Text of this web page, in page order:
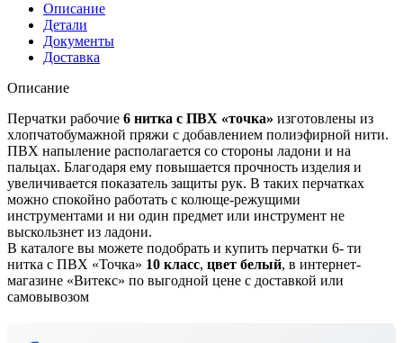
Описание
Детали
Документы
Доставка
Описание
Перчатки рабочие 6 нитка с ПВХ «точка» изготовлены из
хлопчатобумажной пряжи с добавлением полиэфирной нити.
ПВХ напыление располагается со стороны ладони и на
пальцах. Благодаря ему повышается прочность изделия и
увеличивается показатель защиты рук. В таких перчатках
можно спокойно работать с колюще-режущими
инструментами и ни один предмет или инструмент не
выскользнет из ладони.
В каталоге вы можете подобрать и купить перчатки 6- ти
нитка с ПВХ «Точка» 10 класс, цвет белый, в интернет-
магазине «Витекс» по выгодной цене с доставкой или
самовывозом